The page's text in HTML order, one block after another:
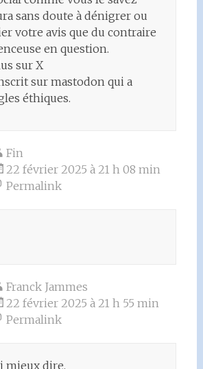
sans doute à dénigrer ou
votre avis que du contraire
en question.
sur X
sur mastodon qui a
éthiques.
Fin
22 février 2025 à 21 h 08 min
Permalink
Franck Jammes
22 février 2025 à 21 h 55 min
Permalink
mieux dire.